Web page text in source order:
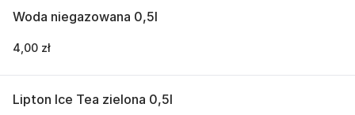
Woda niegazowana 0,5l
4,00 zł
Lipton Ice Tea zielona 0,5l